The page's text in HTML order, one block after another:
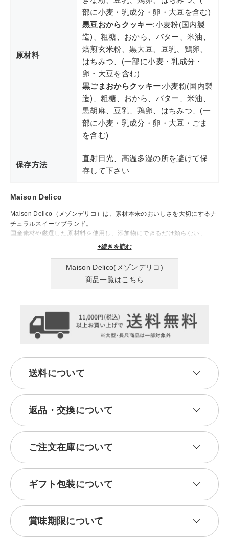
原材料
部に小麦・乳成分・卵・大豆を含む)
黒豆おからクッキー:小麦粉(国内製
造)、粗糖、おから、バター、米油、
焙煎玄米粉、黒大豆、豆乳、鶏卵、
はちみつ、(一部に小麦・乳成分・
卵・大豆を含む)
黒ごまおからクッキー:小麦粉(国内製
造)、粗糖、おから、バター、米油、
黒胡麻、豆乳、鶏卵、はちみつ、(一
部に小麦・乳成分・卵・大豆・ごま
を含む)
保存方法
直射日光、高温多湿の所を避けて保
存して下さい
Maison Delico
Maison Delico（メゾンデリコ）は、素材本来のおいしさを大切にするナ
チュラルスイーツブランド。
国産素材や厳選した原材料を使用し、添加物にできるだけ頼らない、やさ
しく丁寧なお菓子づくりを追求しています。
+続きを読む
Maison Delico(メゾンデリコ)
商品一覧はこちら
送料について
返品・交換について
ご注文在庫について
ギフト包装について
賞味期限について